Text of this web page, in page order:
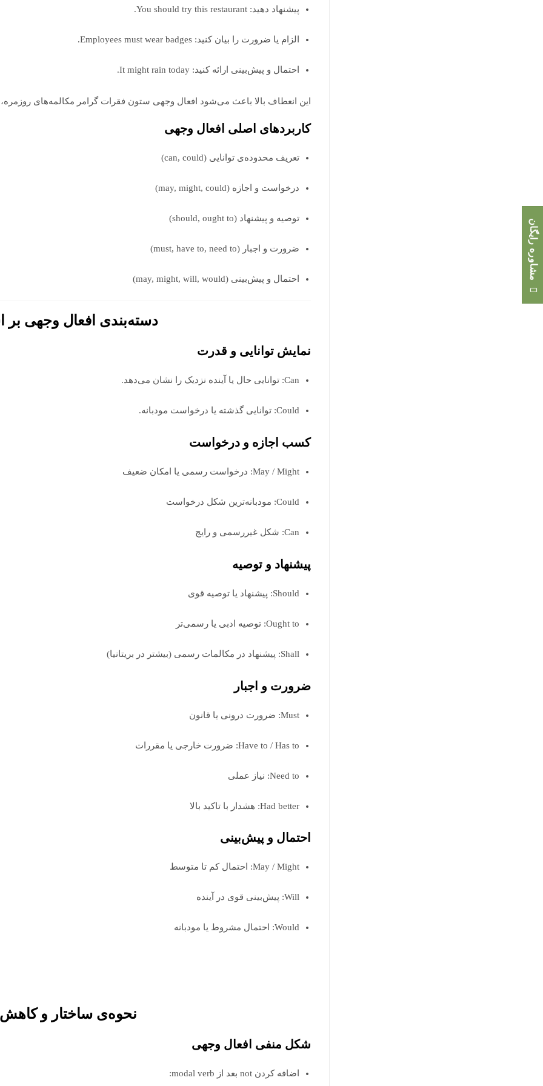
پیشنهاد دهید: You should try this restaurant.
الزام یا ضرورت را بیان کنید: Employees must wear badges.
احتمال و پیش‌بینی ارائه کنید: It might rain today.
این انعطاف بالا باعث می‌شود افعال وجهی ستون فقرات گرامر مکالمه‌های
کاربردهای اصلی افعال وجهی
تعریف محدوده‌ی توانایی (can, could)
درخواست و اجازه (may, might, could)
توصیه و پیشنهاد (should, ought to)
ضرورت و اجبار (must, have to, need to)
احتمال و پیش‌بینی (may, might, will, would)
دسته‌بندی افعال وجهی
نمایش توانایی و قدرت
Can: توانایی حال یا آینده نزدیک را نشان می‌دهد.
Could: توانایی گذشته یا درخواست مودبانه.
کسب اجازه و درخواست
May / Might: درخواست رسمی یا امکان ضعیف
Could: مودبانه‌ترین شکل درخواست
Can: شکل غیررسمی و رایج
پیشنهاد و توصیه
Should: پیشنهاد یا توصیه قوی
Ought to: توصیه ادبی یا رسمی‌تر
Shall: پیشنهاد در مکالمات رسمی (بیشتر در بریتانیا)
ضرورت و اجبار
Must: ضرورت درونی یا قانون
Have to / Has to: ضرورت خارجی یا مقررات
Need to: نیاز عملی
Had better: هشدار با تاکید بالا
احتمال و پیش‌بینی
May / Might: احتمال کم تا متوسط
Will: پیش‌بینی قوی در آینده
Would: احتمال مشروط یا مودبانه
نحوه‌ی ساختار و کاهش
شکل منفی افعال وجهی
اضافه کردن not بعد از modal verb:
مشاوره رایگان